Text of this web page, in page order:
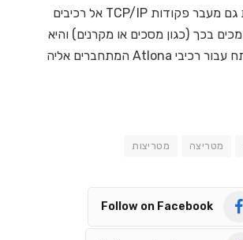
המטריצה מאפשרת גם מעבר פקודות TCP/IP אל רכיבים
בכך (כגון מסכים או מקרנים) והיא
מסוגלת להעביר מתח עבור רכיבי Atlona המתחברים אליה
מטריצה מטריצות
Follow on Facebook